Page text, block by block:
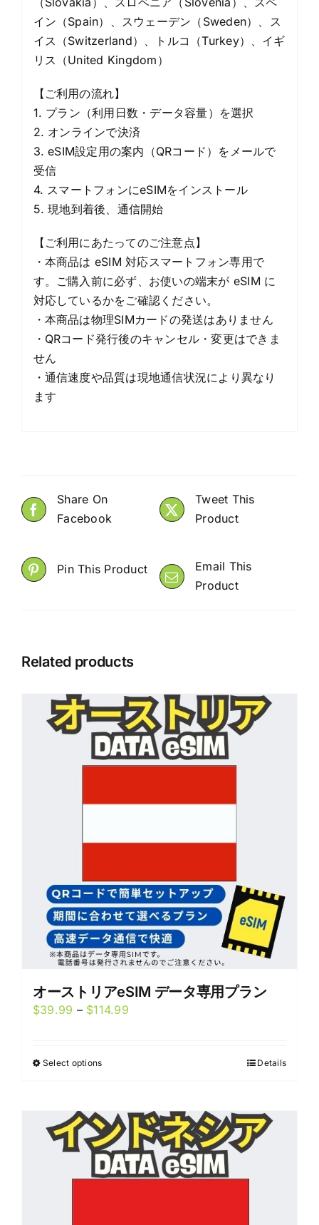
イン（Spain）、スウェーデン（Sweden）、ス
イス（Switzerland）、トルコ（Turkey）、イギ
リス（United Kingdom）
【ご利用の流れ】
1. プラン（利用日数・データ容量）を選択
2. オンラインで決済
3. eSIM設定用の案内（QRコード）をメールで
受信
4. スマートフォンにeSIMをインストール
5. 現地到着後、通信開始
【ご利用にあたってのご注意点】
・本商品は eSIM 対応スマートフォン専用で
す。ご購入前に必ず、お使いの端末が eSIM に
対応しているかをご確認ください。
・本商品は物理SIMカードの発送はありません
・QRコード発行後のキャンセル・変更はできま
せん
・通信速度や品質は現地通信状況により異なり
ます
Share On
Facebook
Tweet This
Product
Pin This Product
Email This
Product
Related products
オーストリアeSIM データ専用プラン
$39.99 – $114.99Price
Select optionsThis
multiple
variants.
The
options
Details